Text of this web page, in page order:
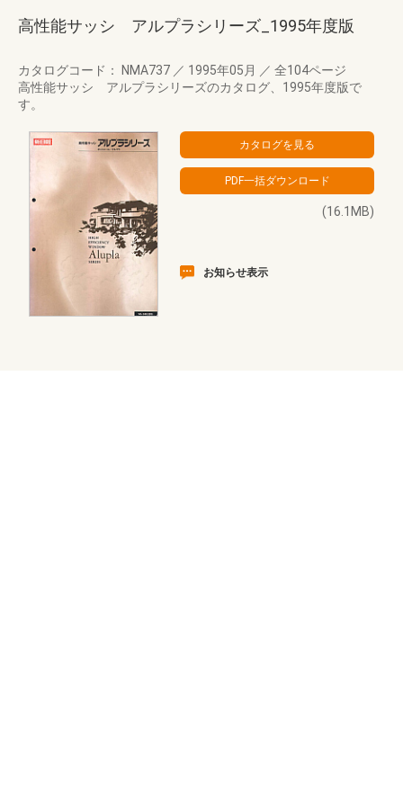
高性能サッシ アルプラシリーズ_1995年度版
カタログコード： NMA737 ／ 1995年05月 ／ 全104ページ
高性能サッシ アルプラシリーズのカタログ、1995年度版で
す。
(16.1MB)
お知らせ表示